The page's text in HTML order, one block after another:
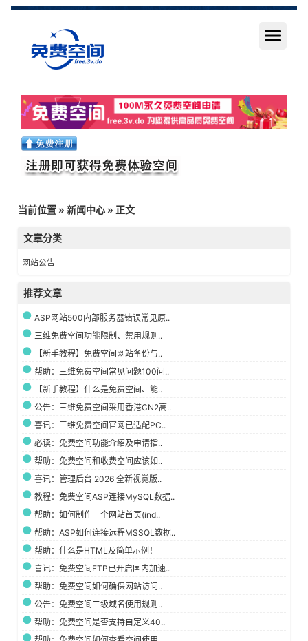
当前位置 » 新闻中心 » 正文
文章分类
网站公告
推荐文章
ASP网站500内部服务器错误常见原..
三维免费空间功能限制、禁用规则..
【新手教程】免费空间网站备份与..
帮助：三维免费空间常见问题100问..
【新手教程】什么是免费空间、能..
公告：三维免费空间采用香港CN2高..
喜讯：三维免费空间官网已适配PC..
必读：免费空间功能介绍及申请指..
帮助：免费空间和收费空间应该如..
喜讯：管理后台 2026 全新视觉版..
教程：免费空间ASP连接MySQL数据..
帮助：如何制作一个网站首页(ind..
帮助：ASP如何连接远程MSSQL数据..
帮助：什么是HTML及简单示例！
喜讯：免费空间FTP已开启国内加速..
帮助：免费空间如何确保网站访问..
公告：免费空间二级域名使用规则..
帮助：免费空间是否支持自定义40..